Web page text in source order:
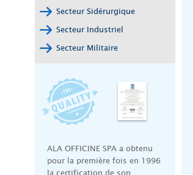
Secteur Sidérurgique
Secteur Industriel
Secteur Militaire
ALA OFFICINE SPA a obtenu
pour la première fois en 1996